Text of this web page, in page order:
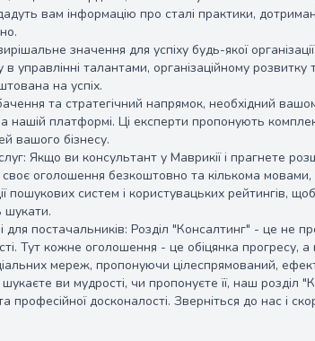
вам інформацію про сталі практики,
значення для успіху будь-якої
управлінні талантами, організаційному
на успіх.
та стратегічний напрямок, необхідний
нашій платформі. Ці експерти пропонують
вашого бізнесу.
Якщо ви консультант у Маврикії і прагнете
своє оголошення безкоштовно та кількома
пошукових систем і користувацьких рейтингів,
шукати.
для постачальників: Розділ "Консалтинг" - це не
Тут кожне оголошення - це обіцянка
мереж, пропонуючи цілеспрямований,
ви мудрості, чи пропонуєте її, наш розділ
професійної досконалості. Зверніться до нас і